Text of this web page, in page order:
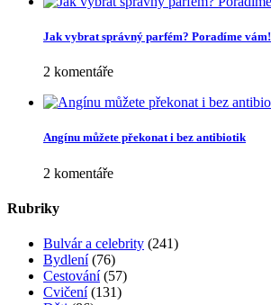
Jak vybrat správný parfém? Poradíme vám!
2 komentáře
Angínu můžete překonat i bez antibiotik
2 komentáře
Rubriky
Bulvár a celebrity (241)
Bydlení(76)
Cestování(57)
Cvičení(131)